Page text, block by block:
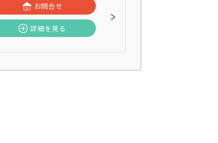
お問合せ
詳細を見る